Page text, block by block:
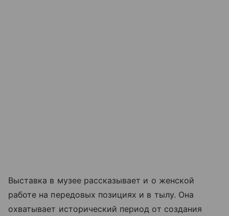
Выставка в музее рассказывает и о женской
работе на передовых позициях и в тылу. Она
охватывает исторический период от создания